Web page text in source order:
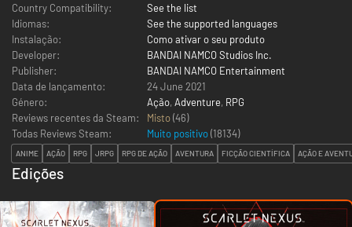
Country Compatibility:
See the list
Idiomas:
See the supported languages
Instalação:
Como ativar o seu produto
Developer:
BANDAI NAMCO Studios Inc.
Publisher:
BANDAI NAMCO Entertainment
Data de lançamento:
24 June 2021
Género:
Ação, Adventure, RPG
Reviews recentes da Steam:
Misto(46)
Todas Reviews Steam:
Muito positivo(18134)
ANIME AÇÃO RPG JRPG RPG DE AÇÃO AVENTURA FICÇÃO CIENTÍFICA AÇÃO E
Edições